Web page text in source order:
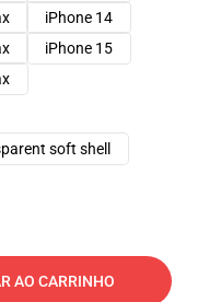
iPhone 14
iPhone 15
soft shell
AO CARRINHO